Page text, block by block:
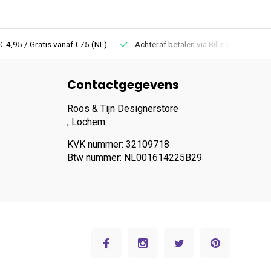
vanaf €75 (NL) Achteraf betalen via Billink
Contactgegevens
Roos & Tijn Designerstore
, Lochem
KVK nummer: 32109718
Btw nummer: NL001614225B29